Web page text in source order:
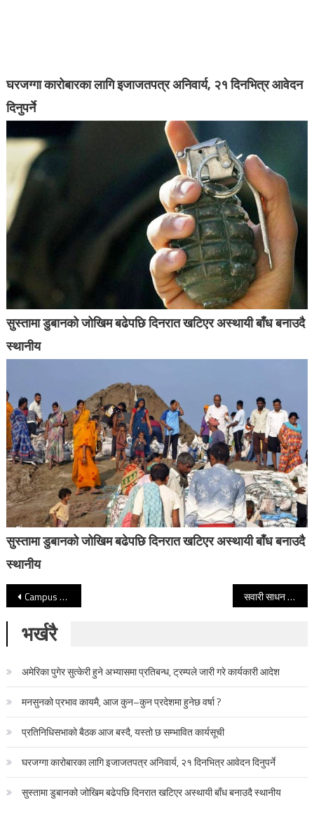
घरजग्गा कारोबारका लागि इजाजतपत्र अनिवार्य, २१ दिनभित्र आवेदन
दिनुपर्ने
सुस्तामा डुबानको जोखिम बढेपछि दिनरात खटिएर अस्थायी बाँध बनाउदै
स्थानीय
सुस्तामा डुबानको जोखिम बढेपछि दिनरात खटिएर अस्थायी बाँध बनाउदै
स्थानीय
Post navigation
Campus padlocked demanding probe into corruption charge सवारी साधन मैलुङतर्फ केन्द्रित
भर्खरै
अमेरिका पुगेर सुत्केरी हुने अभ्यासमा प्रतिबन्ध, ट्रम्पले जारी गरे कार्यकारी आदेश
मनसुनको प्रभाव कायमै, आज कुन–कुन प्रदेशमा हुनेछ वर्षा ?
प्रतिनिधिसभाको बैठक आज बस्दै, यस्तो छ सम्भावित कार्यसूची
घरजग्गा कारोबारका लागि इजाजतपत्र अनिवार्य, २१ दिनभित्र आवेदन दिनुपर्ने
सुस्तामा डुबानको जोखिम बढेपछि दिनरात खटिएर अस्थायी बाँध बनाउदै स्थानीय